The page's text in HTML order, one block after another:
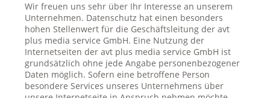
Wir freuen uns sehr über Ihr Interesse an unserem
Unternehmen. Datenschutz hat einen besonders
hohen Stellenwert für die Geschäftsleitung der avt
plus media service GmbH. Eine Nutzung der
Internetseiten der avt plus media service GmbH ist
grundsätzlich ohne jede Angabe personenbezogener
Daten möglich. Sofern eine betroffene Person
besondere Services unseres Unternehmens über